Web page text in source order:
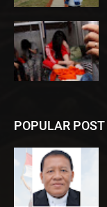
POPULAR POST